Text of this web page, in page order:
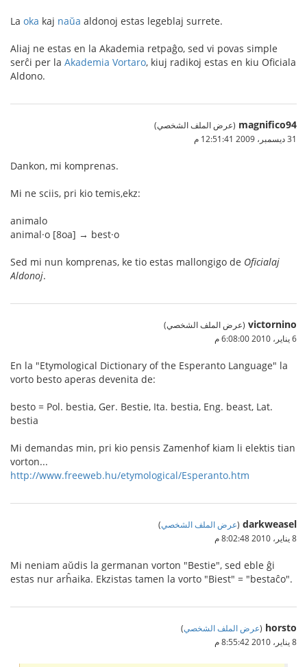
La oka kaj naŭa aldonoj estas legeblaj surrete.
Aliaj ne estas en la Akademia retpaĝo, sed vi povas simple
serĉi per la Akademia Vortaro, kiuj radikoj estas en kiu Oficiala
Aldono.
magnifico94 (عرض الملف الشخصي)
31 ديسمبر، 2009 12:51:41 م
Dankon, mi komprenas.
Mi ne sciis, pri kio temis,ekz:
animalo
animal·o [8oa] → best·o
Sed mi nun komprenas, ke tio estas mallongigo de Oficialaj
Aldonoj.
victornino (عرض الملف الشخصي)
6 يناير، 2010 6:08:00 م
En la "Etymological Dictionary of the Esperanto Language" la
vorto besto aperas devenita de:
besto = Pol. bestia, Ger. Bestie, Ita. bestia, Eng. beast, Lat.
bestia
Mi demandas min, pri kio pensis Zamenhof kiam li elektis tian
vorton...
http://www.freeweb.hu/etymological/Esperanto.htm
darkweasel
(عرض الملف الشخصي)
8 يناير، 2010 8:02:48 م
Mi neniam aŭdis la germanan vorton "Bestie", sed eble ĝi
estas nur arĥaika. Ekzistas tamen la vorto "Biest" = "bestaĉo".
horsto
(عرض الملف الشخصي)
8 يناير، 2010 8:55:42 م